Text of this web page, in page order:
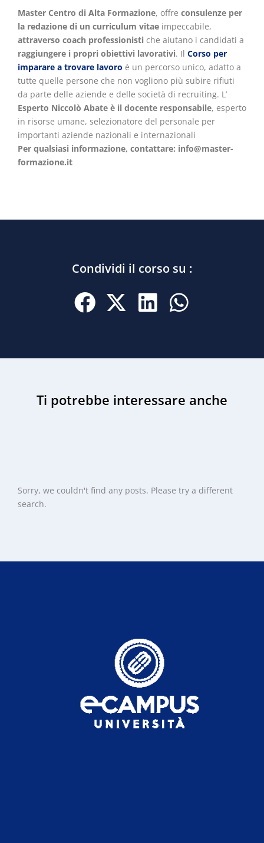
Master Centro di Alta Formazione, offre consulenze per
la redazione di un curriculum vitae impeccabile,
attraverso coach professionisti che aiutano i candidati a
raggiungere i propri obiettivi lavorativi. Il Corso per
imparare a trovare lavoro è un percorso unico, adatto a
tutte quelle persone che non vogliono più subire rifiuti
da parte delle aziende e delle società di recruiting. L’
Esperto Niccolò Abate è il docente responsabile, esperto
in risorse umane, selezionatore del personale per
importanti aziende nazionali e internazionali
Per qualsiasi informazione, contattare: info@master-
formazione.it
Condividi il corso su :
Ti potrebbe interessare anche
Sorry, we couldn't find any posts. Please try a different
search.